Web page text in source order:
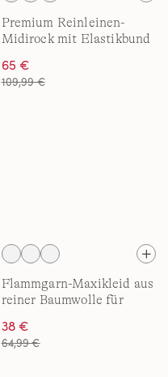
Premium Reinleinen-
Midirock mit Elastikbund
65 €
109,99 €
Flammgarn-Maxikleid aus
reiner Baumwolle für
38 €
64,99 €